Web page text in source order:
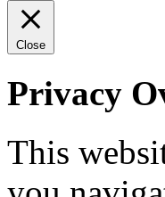
Close
Privacy
This